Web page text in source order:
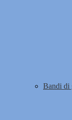
Bandi di